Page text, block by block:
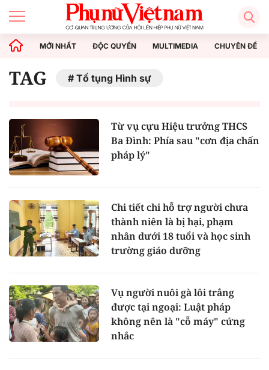
MỚI NHẤT ĐỘC QUYỀN MULTIMEDIA CHUYÊN ĐỀ
TAG Tố tụng Hình sự
Từ vụ cựu Hiệu trưởng THCS
Ba Đình: Phía sau "cơn địa chấn
pháp lý"
Chi tiết chi hỗ trợ người chưa
thành niên là bị hại, phạm
nhân dưới 18 tuổi và học sinh
trường giáo dưỡng
Vụ người nuôi gà lôi trắng
được tại ngoại: Luật pháp
không nên là "cỗ máy" cứng
nhắc